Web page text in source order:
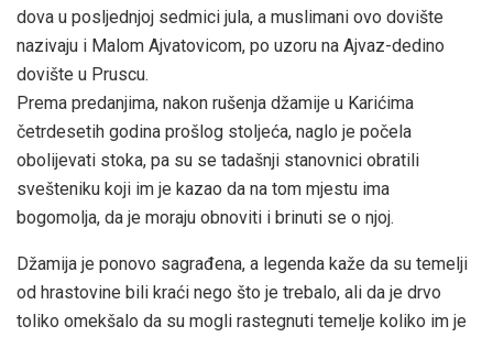
dova u posljednjoj sedmici jula, a muslimani ovo dovište
nazivaju i Malom Ajvatovicom, po uzoru na Ajvaz-dedino
dovište u Pruscu.
Prema predanjima, nakon rušenja džamije u Karićima
četrdesetih godina prošlog stoljeća, naglo je počela
obolijevati stoka, pa su se tadašnji stanovnici obratili
svešteniku koji im je kazao da na tom mjestu ima
bogomolja, da je moraju obnoviti i brinuti se o njoj.
Džamija je ponovo sagrađena, a legenda kaže da su temelji
od hrastovine bili kraći nego što je trebalo, ali da je drvo
toliko omekšalo da su mogli rastegnuti temelje koliko im je